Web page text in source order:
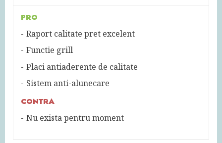
PRO
Raport calitate pret excelent
Functie grill
Placi antiaderente de calitate
Sistem anti-alunecare
CONTRA
Nu exista pentru moment